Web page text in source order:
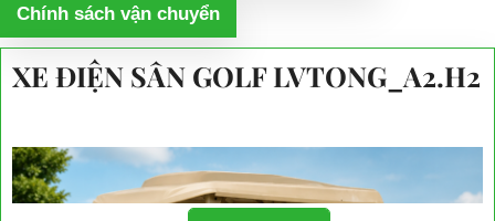
Chính sách vận chuyển
XE ĐIỆN SÂN GOLF LVTONG_A2.H2